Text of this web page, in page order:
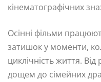
кінематографічних
Осінні фільми
затишок у моменти,
циклічність життя.
дощем до сімейних